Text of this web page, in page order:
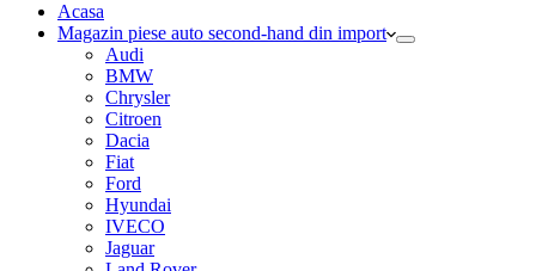
cumpărături
Acasa
Magazin piese auto second-hand din import
Audi
BMW
Chrysler
Citroen
Dacia
Fiat
Ford
Hyundai
IVECO
Jaguar